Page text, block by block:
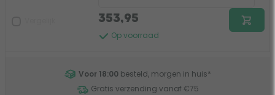
Op voorraad
353,95
Voor 18:00 besteld, morgen in huis*
Gratis verzending vanaf €75